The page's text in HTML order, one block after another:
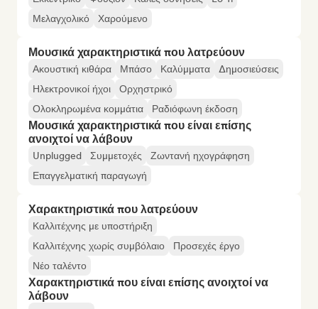
Μελαγχολικό
Χαρούμενο
Μουσικά χαρακτηριστικά που λατρεύουν
Ακουστική κιθάρα Μπάσο Καλύμματα
Δημοσιεύσεις
Ηλεκτρονικοί ήχοι
Ορχηστρικό
Ολοκληρωμένα κομμάτια
Ραδιόφωνη έκδοση
Μουσικά χαρακτηριστικά που είναι επίσης
ανοιχτοί να λάβουν
Unplugged Συμμετοχές
Ζωντανή ηχογράφηση
Επαγγελματική παραγωγή
Χαρακτηριστικά που λατρεύουν
Καλλιτέχνης με υποστήριξη
Καλλιτέχνης χωρίς συμβόλαιο
Προσεχές έργο
Νέο ταλέντο
Χαρακτηριστικά που είναι επίσης ανοιχτοί να
λάβουν